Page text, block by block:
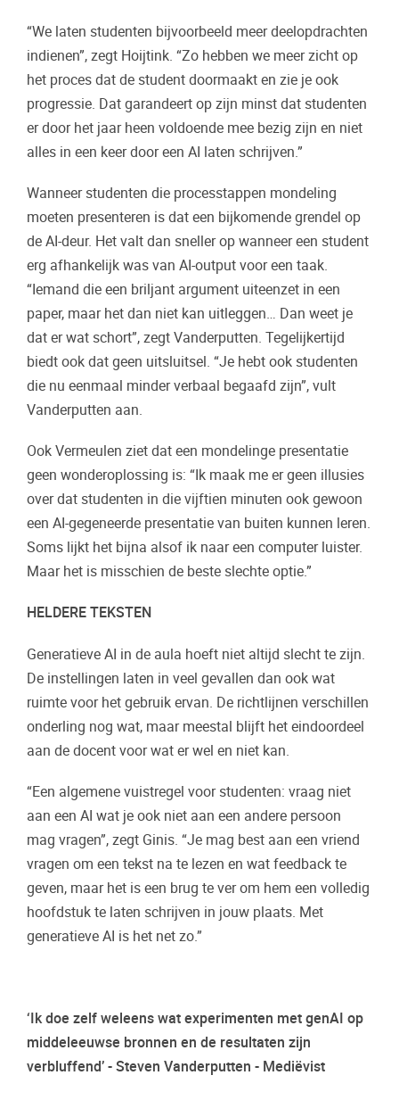
“We laten studenten bijvoorbeeld meer deelopdrachten
indienen”, zegt Hoijtink. “Zo hebben we meer zicht op
het proces dat de student doormaakt en zie je ook
progressie. Dat garandeert op zijn minst dat studenten
er door het jaar heen voldoende mee bezig zijn en niet
alles in een keer door een AI laten schrijven.”
Wanneer studenten die processtappen mondeling
moeten presenteren is dat een bijkomende grendel op
de AI-deur. Het valt dan sneller op wanneer een student
erg afhankelijk was van AI-output voor een taak.
“Iemand die een briljant argument uiteenzet in een
paper, maar het dan niet kan uitleggen… Dan weet je
dat er wat schort”, zegt Vanderputten. Tegelijkertijd
biedt ook dat geen uitsluitsel. “Je hebt ook studenten
die nu eenmaal minder verbaal begaafd zijn”, vult
Vanderputten aan.
Ook Vermeulen ziet dat een mondelinge presentatie
geen wonderoplossing is: “Ik maak me er geen illusies
over dat studenten in die vijftien minuten ook gewoon
een AI-gegeneerde presentatie van buiten kunnen leren.
Soms lijkt het bijna alsof ik naar een computer luister.
Maar het is misschien de beste slechte optie.”
HELDERE TEKSTEN
Generatieve AI in de aula hoeft niet altijd slecht te zijn.
De instellingen laten in veel gevallen dan ook wat
ruimte voor het gebruik ervan. De richtlijnen verschillen
onderling nog wat, maar meestal blijft het eindoordeel
aan de docent voor wat er wel en niet kan.
“Een algemene vuistregel voor studenten: vraag niet
aan een AI wat je ook niet aan een andere persoon
mag vragen”, zegt Ginis. “Je mag best aan een vriend
vragen om een tekst na te lezen en wat feedback te
geven, maar het is een brug te ver om hem een volledig
hoofdstuk te laten schrijven in jouw plaats. Met
generatieve AI is het net zo.”
‘Ik doe zelf weleens wat experimenten met genAI op
middeleeuwse bronnen en de resultaten zijn
verbluffend’ - Steven Vanderputten - Mediëvist